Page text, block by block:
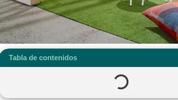
Tabla de contenidos